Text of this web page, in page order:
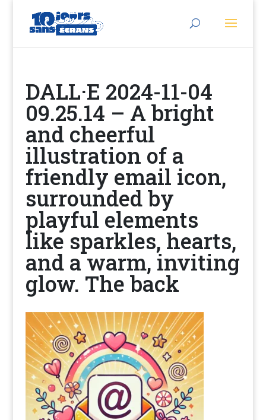
DALL·E 2024-11-04
09.25.14 – A bright
and cheerful
illustration of a
friendly email icon,
surrounded by
playful elements
like sparkles, hearts,
and a warm, inviting
glow. The back